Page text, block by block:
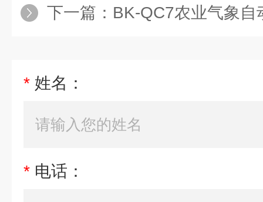
下一篇： BK-QC7农业气象自
* 姓名：
* 电话：